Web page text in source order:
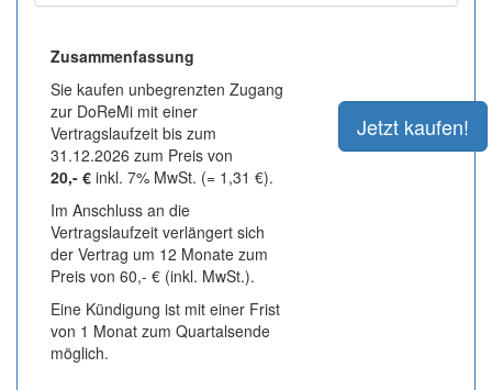
Zusammenfassung
Sie kaufen unbegrenzten Zugang
zur DoReMi mit einer
Vertragslaufzeit bis zum
31.12.2026 zum Preis von
20,- € inkl. 7% MwSt. (= 1,31 €).
Im Anschluss an die
Vertragslaufzeit verlängert sich
der Vertrag um 12 Monate zum
Preis von 60,- € (inkl. MwSt.).
Eine Kündigung ist mit einer Frist
von 1 Monat zum Quartalsende
möglich.